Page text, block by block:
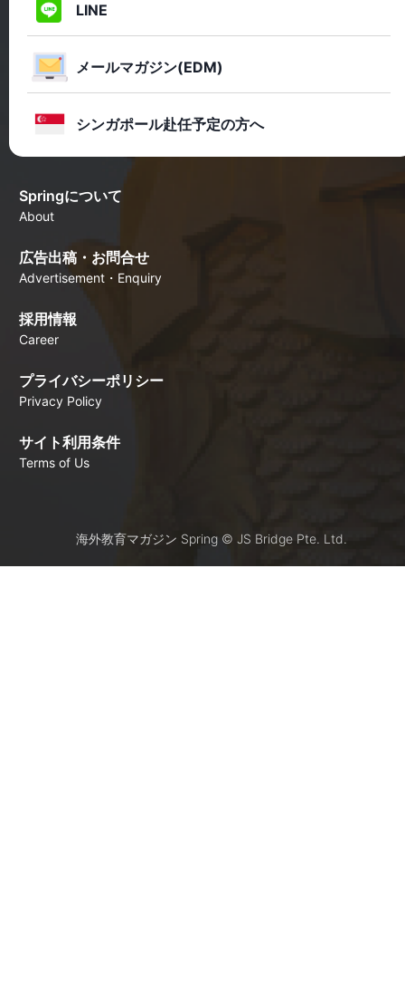
LINE
メールマガジン(EDM)
シンガポール赴任予定の方へ
Springについて
About
広告出稿・お問合せ
Advertisement・Enquiry
採用情報
Career
プライバシーポリシー
Privacy Policy
サイト利用条件
Terms of Us
海外教育マガジン Spring © JS Bridge Pte. Ltd.